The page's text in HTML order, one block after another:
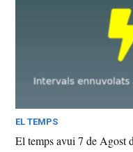
EL TEMPS
El temps avui 7 de Agost